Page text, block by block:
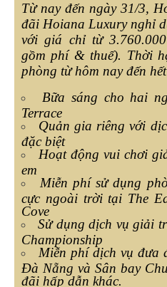
Từ nay đến ngày 31/3,
đãi Hoiana Luxury nghỉ
với giá chỉ từ
gồm phí & thuế). Thời
phòng từ hôm nay đến
Bữa sáng cho hai
Terrace
Quản gia riêng với
đặc biệt
Hoạt động vui chơi
em
Miễn phí sử dụng
cực ngoài trời tại The
Cove
Sử dụng dịch vụ giải
Championship
Miễn phí dịch vụ đưa
Đà Nẵng và Sân bay
đãi hấp dẫn khác.